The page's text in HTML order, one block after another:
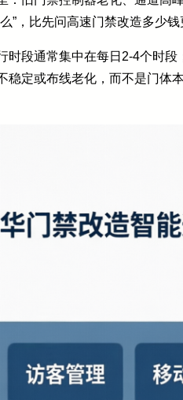
”，比先问高速门禁改造多少钱
时段通常集中在每日2-4个时
稳定或布线老化，而不是门